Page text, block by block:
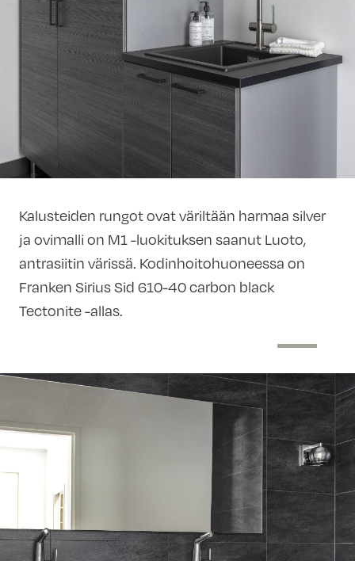
Kalusteiden rungot ovat väriltään harmaa silver
ja ovimalli on M1 -luokituksen saanut Luoto,
antrasiitin värissä. Kodinhoitohuoneessa on
Franken Sirius Sid 610-40 carbon black
Tectonite -allas.